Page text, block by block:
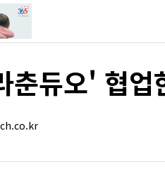
춘듀오' 협업